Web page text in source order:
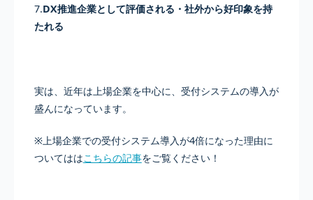
7.DX推進企業として評価される・社外から好印象を持
たれる
実は、近年は上場企業を中心に、受付システムの導入が
盛んになっています。
※上場企業での受付システム導入が4倍になった理由に
ついてははこちらの記事をご覧ください！